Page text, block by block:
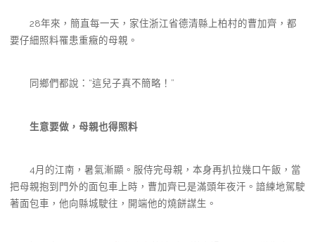
28年來，簡直每一天，家住浙江省德清縣上柏村的曹加齊，都
要仔細照料罹患重癥的母親。
同鄉們都說：“這兒子真不簡略！”
生意要做，母親也得照料
4月的江南，暑氣漸顯。服侍完母親，本身再扒拉幾口午飯，當
把母親抱到門外的面包車上時，曹加齊已是滿頭年夜汗。諳練地駕駛
著面包車，他向縣城駛往，開端他的燒餅謀生。